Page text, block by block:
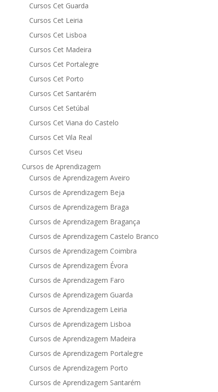
Cursos Cet Guarda
Cursos Cet Leiria
Cursos Cet Lisboa
Cursos Cet Madeira
Cursos Cet Portalegre
Cursos Cet Porto
Cursos Cet Santarém
Cursos Cet Setúbal
Cursos Cet Viana do Castelo
Cursos Cet Vila Real
Cursos Cet Viseu
Cursos de Aprendizagem
Cursos de Aprendizagem Aveiro
Cursos de Aprendizagem Beja
Cursos de Aprendizagem Braga
Cursos de Aprendizagem Bragança
Cursos de Aprendizagem Castelo Branco
Cursos de Aprendizagem Coimbra
Cursos de Aprendizagem Évora
Cursos de Aprendizagem Faro
Cursos de Aprendizagem Guarda
Cursos de Aprendizagem Leiria
Cursos de Aprendizagem Lisboa
Cursos de Aprendizagem Madeira
Cursos de Aprendizagem Portalegre
Cursos de Aprendizagem Porto
Cursos de Aprendizagem Santarém